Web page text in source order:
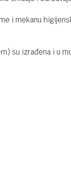
i mekanu
su izrađena i u